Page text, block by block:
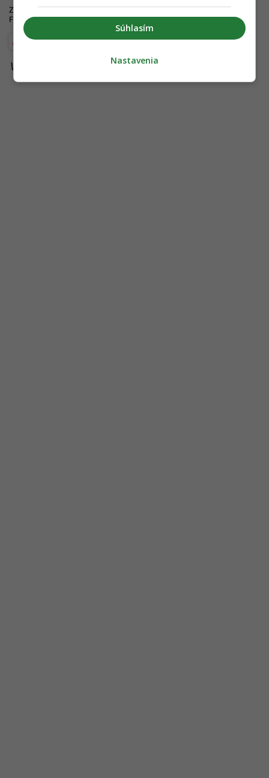
Zdroje: Redakcia,Parade,Cambridge University Press,
Frontiers In Nutrition,Cochrane Library
Wellbeing
Viac k téme: najlepšie snacky,vysoky krvny tlak
Súhlasím
Nastavenia